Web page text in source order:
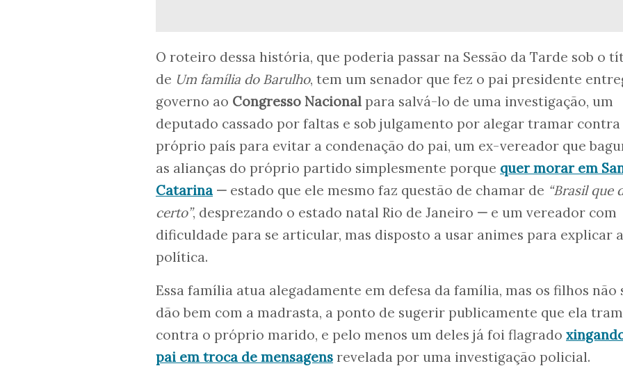
O roteiro dessa história, que poderia passar na Sessão da Tarde sob o
de Um família do Barulho, tem um senador que fez o pai presidente
governo ao Congresso Nacional para salvá-lo de uma investigação, um
deputado cassado por faltas e sob julgamento por alegar tramar contra
próprio país para evitar a condenação do pai, um ex-vereador que
as alianças do próprio partido simplesmente porque quer morar em
Catarina — estado que ele mesmo faz questão de chamar de “Brasil que
certo”, desprezando o estado natal Rio de Janeiro — e um vereador com
dificuldade para se articular, mas disposto a usar animes para explicar a
política.
Essa família atua alegadamente em defesa da família, mas os filhos não
dão bem com a madrasta, a ponto de sugerir publicamente que ela
contra o próprio marido, e pelo menos um deles já foi flagrado
pai em troca de mensagens revelada por uma investigação policial.